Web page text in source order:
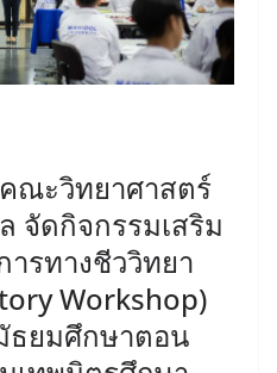
ณะวิทยาศาสตร์
จัดกิจกรรมเสริม
รทางชีววิทยา
Workshop)
ธยมศึกษาตอน